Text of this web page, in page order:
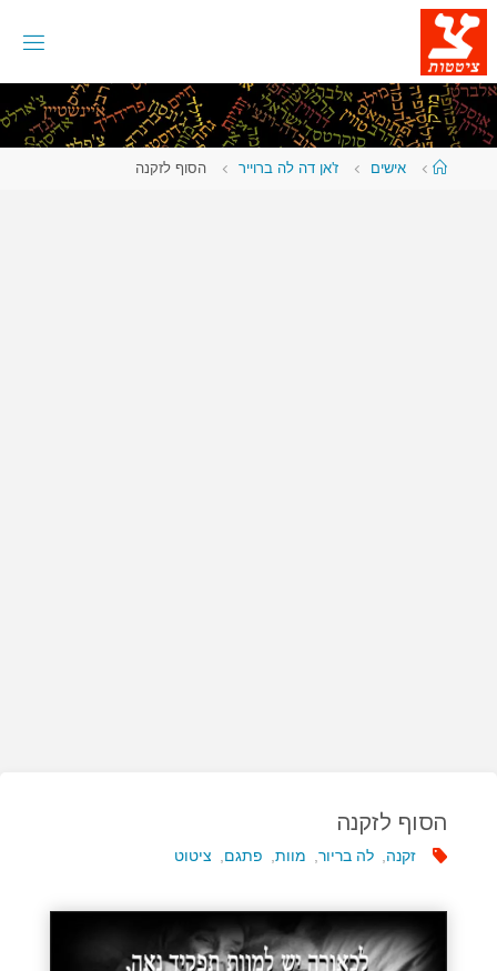
דלגו
לתוכן
עמודאישים ז'אן דה לה ברוייר הסוף לזקנה
הסוף לזקנה
זקנה לה בריור מוות פתגם ציטוט